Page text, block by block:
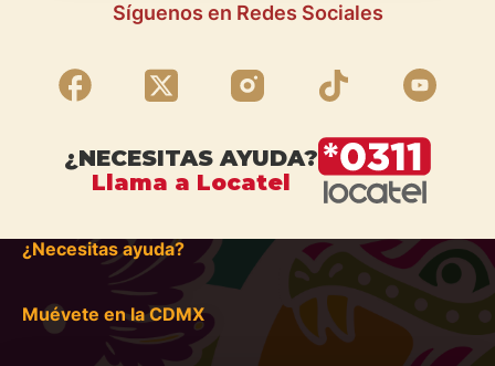
Síguenos en Redes Sociales
¿NECESITAS AYUDA?
Llama a Locatel
¿Necesitas ayuda?
Muévete en la CDMX